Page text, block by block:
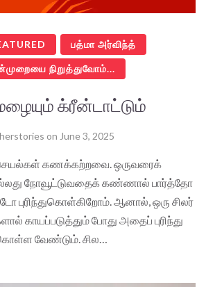
பத்மா அர்விந்த்
நிறுத்துவோம்...
க்ரீன்டாட்டும்
herstories on June 3, 2025
கணக்கற்றவை. ஒருவரைக்
நோவூட்டுவதைக் கண்ணால் பார்த்தோ
புரிந்துகொள்கிறோம். ஆனால், ஒரு சிலர்
காயப்படுத்தும் போது அதைப் புரிந்து
வேண்டும். சில…